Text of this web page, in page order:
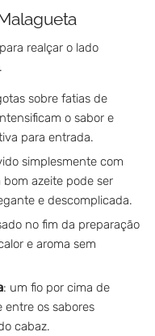
realçar o lado
sobre fatias de
o sabor e
para entrada.
simplesmente com
azeite pode ser
e descomplicada.
no fim da preparação
e aroma sem
: um fio por cima de
os sabores
cabaz.